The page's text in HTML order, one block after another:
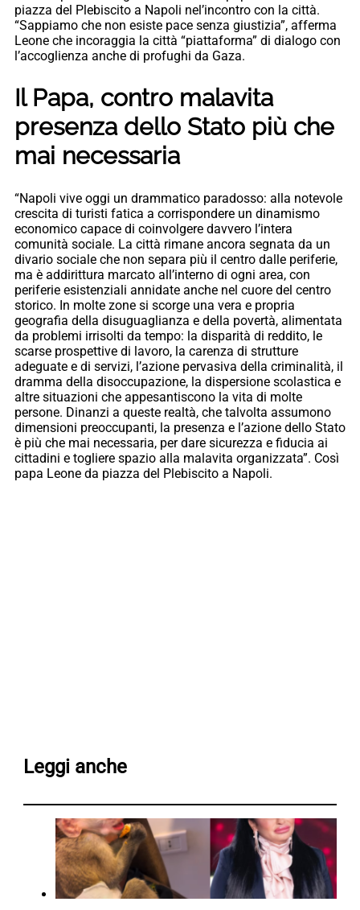
piazza del Plebiscito a Napoli nel’incontro con la città.
“Sappiamo che non esiste pace senza giustizia”, afferma
Leone che incoraggia la città “piattaforma” di dialogo con
l’accoglienza anche di profughi da Gaza.
Il Papa, contro malavita
presenza dello Stato più che
mai necessaria
“Napoli vive oggi un drammatico paradosso: alla notevole
crescita di turisti fatica a corrispondere un dinamismo
economico capace di coinvolgere davvero l’intera
comunità sociale. La città rimane ancora segnata da un
divario sociale che non separa più il centro dalle periferie,
ma è addirittura marcato all’interno di ogni area, con
periferie esistenziali annidate anche nel cuore del centro
storico. In molte zone si scorge una vera e propria
geografia della disuguaglianza e della povertà, alimentata
da problemi irrisolti da tempo: la disparità di reddito, le
scarse prospettive di lavoro, la carenza di strutture
adeguate e di servizi, l’azione pervasiva della criminalità, il
dramma della disoccupazione, la dispersione scolastica e
altre situazioni che appesantiscono la vita di molte
persone. Dinanzi a queste realtà, che talvolta assumono
dimensioni preoccupanti, la presenza e l’azione dello Stato
è più che mai necessaria, per dare sicurezza e fiducia ai
cittadini e togliere spazio alla malavita organizzata”. Così
papa Leone da piazza del Plebiscito a Napoli.
Leggi anche